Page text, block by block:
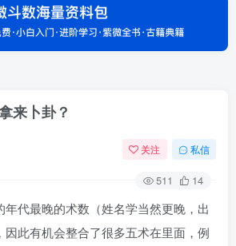
来卜卦？
关注 私信
511 14
代最晚的术数（姓名学当然更晚，出
因此有机会整合了很多五术在里面，例